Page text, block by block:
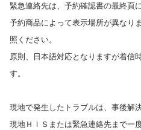
緊急連絡先は、予約確認書の最終頁
予約商品によって表示場所が異なり
照ください。
原則、日本語対応となりますが着信
す。
現地で発生したトラブルは、事後解
現地ＨＩＳまたは緊急連絡先まで一